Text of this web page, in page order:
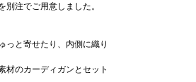
注でご用意しました。
っと寄せたり、内側に織り
材のカーディガンとセット